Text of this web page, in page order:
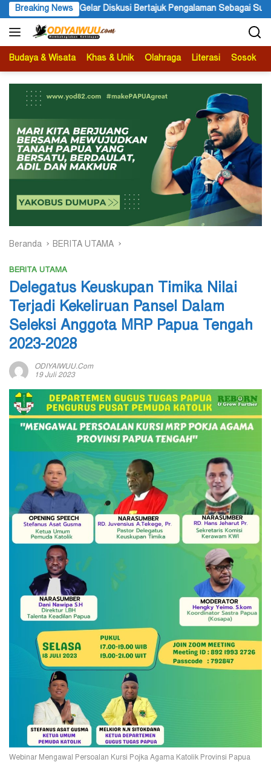
Langsung
ke
konten
Breaking News
Diskusi Bertajuk Pengalaman Sebagai Sumber Pengetahuan
Budaya & Wisata Khas & Unik Olahraga Literasi Sosok
Beranda BERITA UTAMA
BERITA UTAMA
Delegatus Keuskupan Timika Nilai
Terjadi Kekeliruan Pansel Dalam
Seleksi Anggota MRP Papua Tengah
2023-2028
ODIYAIWUU.com
19 Juli 2023
Webinar Mengawal Persoalan Kursi Pojka Agama Katolik Provinsi Papua